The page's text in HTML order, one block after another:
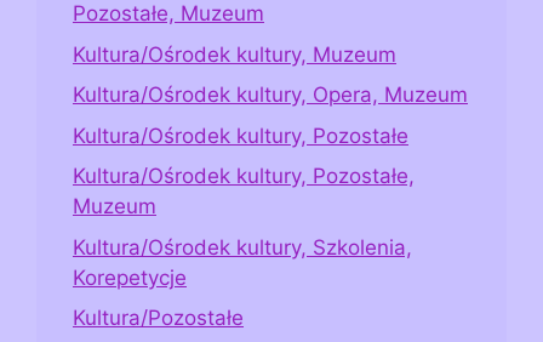
Pozostałe, Muzeum
Kultura/Ośrodek kultury, Muzeum
Kultura/Ośrodek kultury, Opera, Muzeum
Kultura/Ośrodek kultury, Pozostałe
Kultura/Ośrodek kultury, Pozostałe,
Muzeum
Kultura/Ośrodek kultury, Szkolenia,
Korepetycje
Kultura/Pozostałe